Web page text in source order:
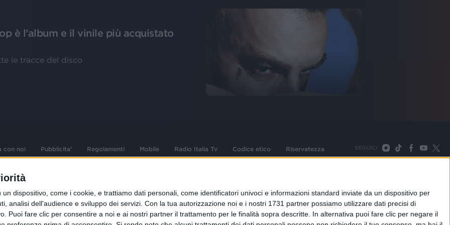
dispositivo, come i cookie, e trattiamo dati personali, come identificatori univoci e informazioni standard inviate da un dispositivo per
analisi dell'audience e sviluppo dei servizi. Con la tua autorizzazione noi e i nostri 1731 partner possiamo utilizzare dati precisi di
Puoi fare clic per consentire a noi e ai nostri partner il trattamento per le finalità sopra descritte. In alternativa puoi fare clic per negare il
è l’album e il vinile più acquistato
le tracce del disco
con noi Pubblicita' Regolamenti Mobile Radio Italia Tv Codice etico Riservatezza SEGUICI
d'autore e dei diritti
e n° iscrizione
n°286 - 3 Aprile
02 25444220
Sede Legale: Via Savona 97, 20144 Milano